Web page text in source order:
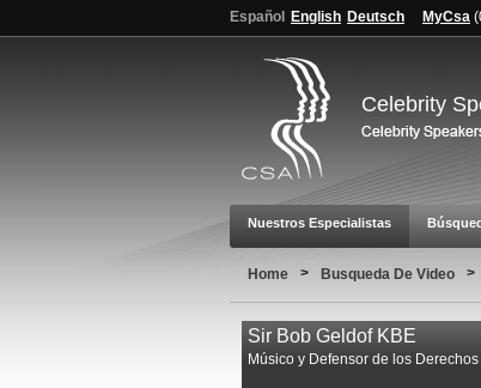
Español English Deutsch MyCsa (
Celebrity
Nuestros Especialistas
Home > Busqueda De Video >
Sir Bob Geldof KBE
Músico y Defensor de los